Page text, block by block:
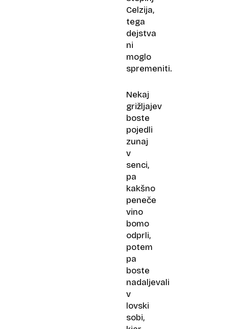
Celzija,
tega
dejstva
ni
moglo
spremeniti.
Nekaj
grižljajev
boste
pojedli
zunaj
v
senci,
pa
kakšno
peneče
vino
bomo
odprli,
potem
pa
boste
nadaljevali
v
lovski
sobi,